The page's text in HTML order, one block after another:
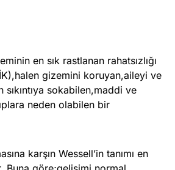
en sık rastlanan rahatsızlığı
gizemini koruyan,aileyi ve
sokabilen,maddi ve
neden olabilen bir
karşın Wessell’in tanımı en